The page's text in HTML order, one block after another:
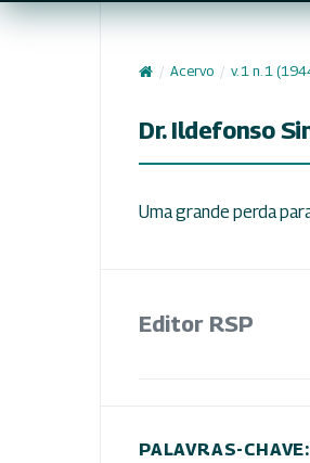
/ Acervo / v. 1 n. 1
Dr. Ildefonso
Uma grande perda
Editor RSP
PALAVRAS-CHAVE: